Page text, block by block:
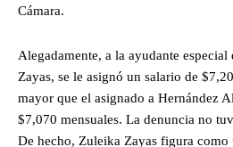
Cámara.
Alegadamente, a la ayudante
Zayas, se le asignó un salario de
mayor que el asignado a Hernández
$7,070 mensuales. La denuncia no
De hecho, Zuleika Zayas figura como